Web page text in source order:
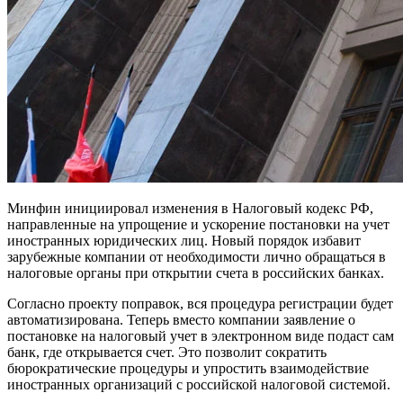
Минфин инициировал изменения в Налоговый кодекс РФ,
направленные на упрощение и ускорение постановки на учет
иностранных юридических лиц. Новый порядок избавит
зарубежные компании от необходимости лично обращаться в
налоговые органы при открытии счета в российских банках.
Согласно проекту поправок, вся процедура регистрации будет
автоматизирована. Теперь вместо компании заявление о
постановке на налоговый учет в электронном виде подаст сам
банк, где открывается счет. Это позволит сократить
бюрократические процедуры и упростить взаимодействие
иностранных организаций с российской налоговой системой.